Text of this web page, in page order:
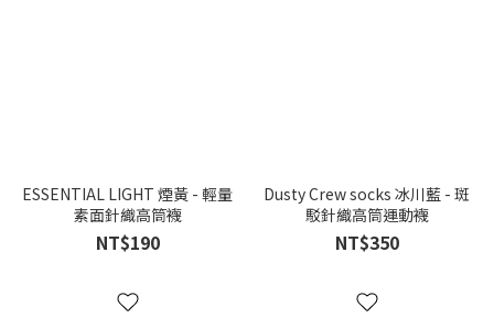
ESSENTIAL LIGHT 煙黃 - 輕量
素面針織高筒襪
NT$190
Dusty Crew socks 冰川藍 - 斑
駁針織高筒運動襪
NT$350